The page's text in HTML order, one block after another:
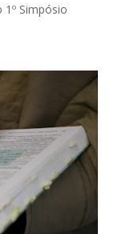
Simpósio